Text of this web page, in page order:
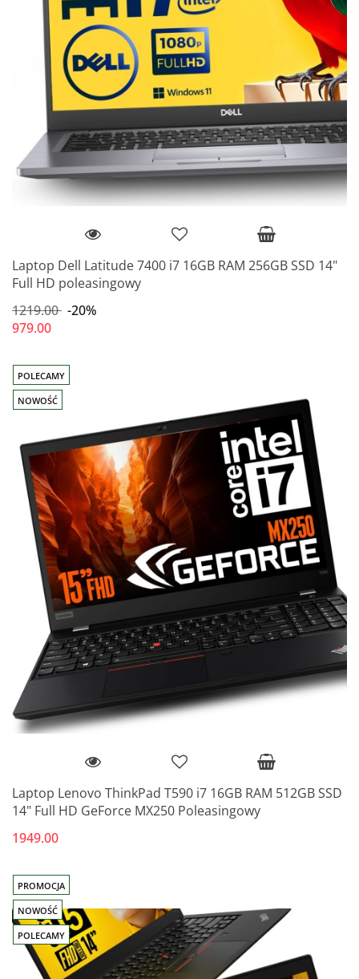
Laptop Dell Latitude 7400 i7 16GB RAM 256GB SSD 14"
Full HD poleasingowy
1219.00 -20%
979.00
POLECAMY
NOWOŚĆ
Laptop Lenovo ThinkPad T590 i7 16GB RAM 512GB SSD
14" Full HD GeForce MX250 Poleasingowy
1949.00
PROMOCJA
NOWOŚĆ
POLECAMY